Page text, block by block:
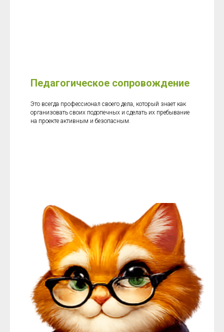
Педагогическое сопровождение
Это всегда профессионал своего дела, который знает как
организовать своих подопечных и сделать их пребывание
на проекте активным и безопасным.